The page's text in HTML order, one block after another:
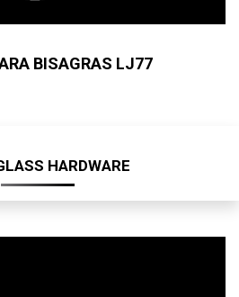
BISAGRAS LJ77
HARDWARE